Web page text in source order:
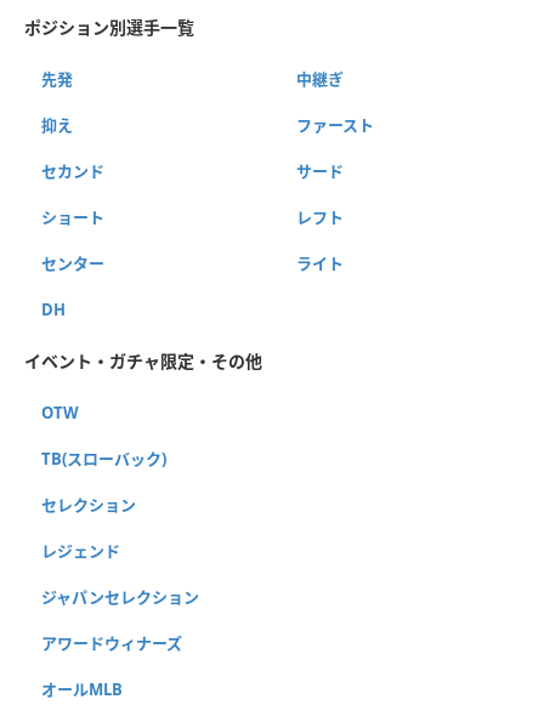
ポジション別選手一覧
先発 中継ぎ
抑え ファースト
セカンド サード
ショート レフト
センター ライト
DH
イベント・ガチャ限定・その他
OTW
TB(スローバック)
セレクション
レジェンド
ジャパンセレクション
アワードウィナーズ
オールMLB